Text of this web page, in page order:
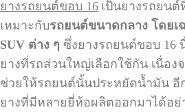
ยางรถยนต์ขอบ 16 เป็นยางรถยน
เหมาะกับรถยนต์ขนาดกลาง โดยเ
SUV ต่าง ๆ ซึ่งยางรถยนต์ขอบ 16
ยางที่รถส่วนใหญ่เลือกใช้กัน เนื่อง
ช่วยให้รถยนต์นั้นประหยัดน้ำมัน อี
ยางที่มีหลายยี่ห้อผลิตออกมาได้อย่